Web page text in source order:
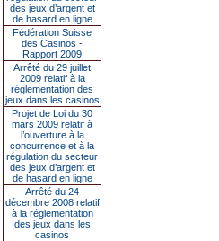
des jeux d’argent et
de hasard en ligne
Fédération Suisse
des Casinos -
Rapport 2009
Arrêté du 29 juillet
2009 relatif à la
réglementation des
jeux dans les casinos
Projet de Loi du 30
mars 2009 relatif à
l’ouverture à la
concurrence et à la
régulation du secteur
des jeux d’argent et
de hasard en ligne
Arrêté du 24
décembre 2008 relatif
à la réglementation
des jeux dans les
casinos